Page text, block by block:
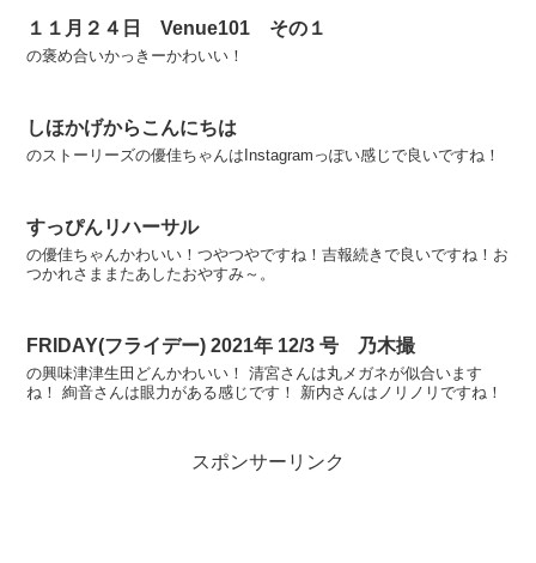
１１月２４日 Venue101 その１
の褒め合いかっきーかわいい！
しほかげからこんにちは
のストーリーズの優佳ちゃんはInstagramっぽい感じで良いですね！
すっぴんリハーサル
の優佳ちゃんかわいい！つやつやですね！吉報続きで良いですね！お
つかれさままたあしたおやすみ～。
FRIDAY(フライデー) 2021年 12/3 号 乃木撮
の興味津津生田どんかわいい！ 清宮さんは丸メガネが似合います
ね！ 絢音さんは眼力がある感じです！ 新内さんはノリノリですね！
スポンサーリンク